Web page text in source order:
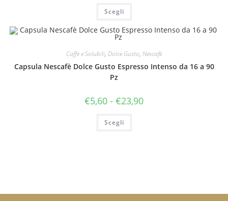
€34,00
Scegli
Questo
ha
più
varianti.
possono
essere
scelte
prodotto
Caffe e Solubili, Dolce Gusto, Nescafè
Capsula Nescafè Dolce Gusto Espresso Intenso da 16 a 90
Pz
€5,60 - €23,90Fascia
Scegli
Questo
ha
pagina